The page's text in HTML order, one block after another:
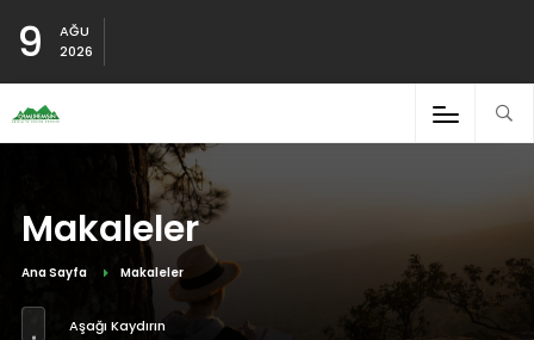
9
AĞU
2026
Makaleler
Ana Sayfa Makaleler
Aşağı Kaydırın